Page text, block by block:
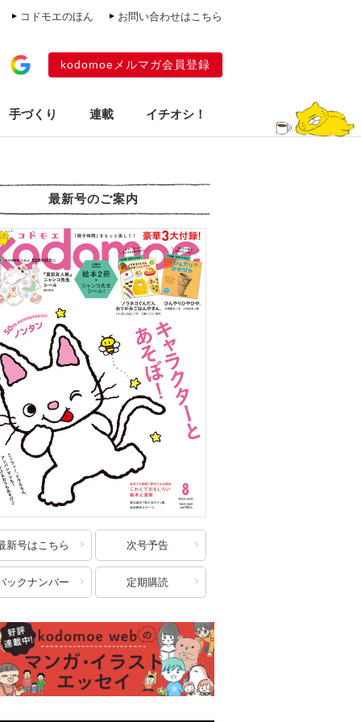
コドモエのほん お問い合わせはこちら
kodomoeメルマガ会員登録
手づくり 連載 イチオシ！
最新号のご案内
新号はこちら 次号予告
ックナンバー 定期購読